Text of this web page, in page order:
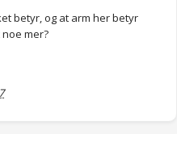
betyr, og at arm her betyr
mer?